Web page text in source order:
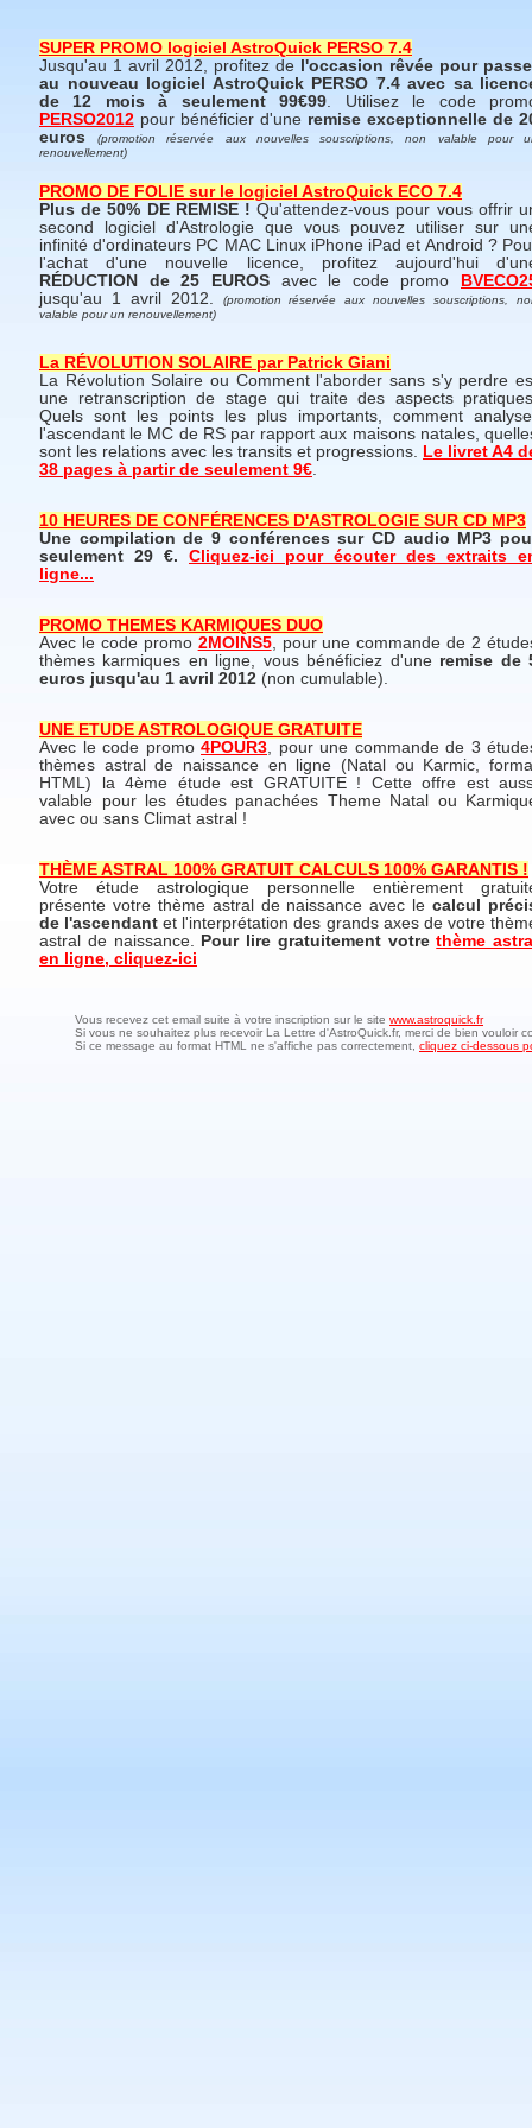
SUPER PROMO logiciel AstroQuick PERSO 7.4
Jusqu'au 1 avril 2012, profitez de l'occasion rêvée pour
au nouveau logiciel AstroQuick PERSO 7.4 avec sa
de 12 mois à seulement 99€99. Utilisez le code
PERSO2012 pour bénéficier d'une remise exceptionnelle de
euros
(promotion réservée aux nouvelles souscriptions, non valable pour
renouvellement)
PROMO DE FOLIE sur le logiciel AstroQuick ECO 7.4
Plus de 50% DE REMISE ! Qu'attendez-vous pour vous offrir
second logiciel d'Astrologie que vous pouvez utiliser sur
infinité d'ordinateurs PC MAC Linux iPhone iPad et Android ?
l'achat d'une nouvelle licence, profitez aujourd'hui
RÉDUCTION de 25 EUROSavec le code promo
jusqu'au 1 avril 2012.
(promotion réservée aux nouvelles souscriptions,
valable pour un renouvellement)
La RÉVOLUTION SOLAIRE par Patrick Giani
La Révolution Solaire ou Comment l'aborder sans s'y perdre
une retranscription de stage qui traite des aspects
Quels sont les points les plus importants, comment
l'ascendant le MC de RS par rapport aux maisons natales,
sont les relations avec les transits et progressions. Le livret A4
38 pages à partir de seulement 9€.
10 HEURES DE CONFÉRENCES D'ASTROLOGIE SUR CD MP3
Une compilation de 9 conférences sur CD audio MP3
seulement 29 €.
Cliquez-ici pour écouter des extraits
ligne...
PROMO THEMES KARMIQUES DUO
Avec le code promo 2MOINS5, pour une commande de 2
thèmes karmiques en ligne, vous bénéficiez d'une remise de
euros jusqu'au 1 avril 2012 (non cumulable).
UNE ETUDE ASTROLOGIQUE GRATUITE
Avec le code promo 4POUR3, pour une commande de 3
thèmes astral de naissance en ligne (Natal ou Karmic,
HTML) la 4ème étude est GRATUITE ! Cette offre est
valable pour les études panachées Theme Natal ou
avec ou sans Climat astral !
THÈME ASTRAL 100% GRATUIT CALCULS 100% GARANTIS !
Votre étude astrologique personnelle entièrement
présente votre thème astral de naissance avec lecalcul
de l'ascendant et l'interprétation des grands axes de votre
astral de naissance. Pour lire gratuitement votrethème
en ligne, cliquez-ici
Vous recevez cet email suite à votre inscription sur le site www.astroquick.fr
Si vous ne souhaitez plus recevoir La Lettre d'AstroQuick.fr, merci de bien vouloir
Si ce message au format HTML ne s'affiche pas correctement, cliquez ci-dessous